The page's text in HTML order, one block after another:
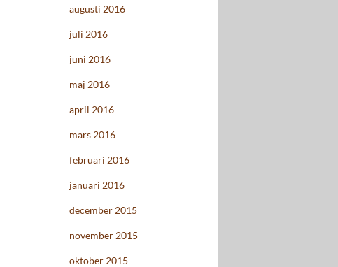
augusti 2016
juli 2016
juni 2016
maj 2016
april 2016
mars 2016
februari 2016
januari 2016
december 2015
november 2015
oktober 2015